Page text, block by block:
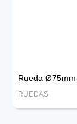
Rueda
RUEDAS